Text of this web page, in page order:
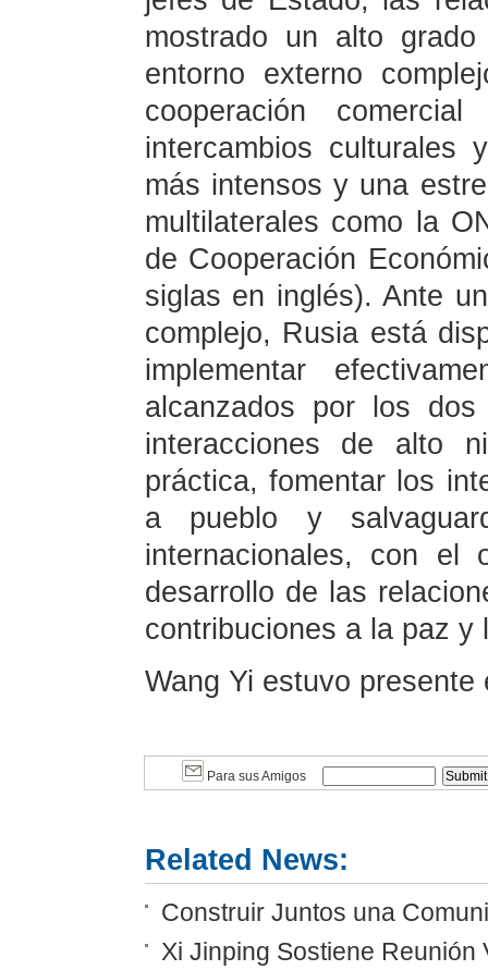
mostrado un alto
entorno externo
cooperación
intercambios
más intensos y una
multilaterales como la
de Cooperación
siglas en inglés). Ante
complejo, Rusia está
implementar
alcanzados por los
interacciones de alto
práctica, fomentar los
a pueblo y
internacionales, con el
desarrollo de las
contribuciones a la paz y
Wang Yi estuvo presente
Para sus Amigos
Related News:
Construir Juntos una
Xi Jinping Sostiene Reunión